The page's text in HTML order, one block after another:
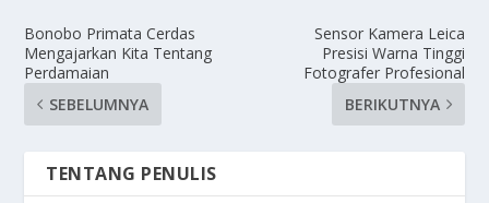
Bonobo Primata Cerdas
Mengajarkan Kita Tentang
Perdamaian
SEBELUMNYA
Sensor Kamera Leica
Presisi Warna Tinggi
Fotografer Profesional
BERIKUTNYA
TENTANG PENULIS